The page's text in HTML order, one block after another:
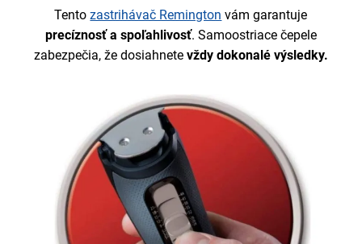
Tentozastrihávač Remington vám garantuje
precíznosť a spoľahlivosť. Samoostriace čepele
zabezpečia, že dosiahnete vždy dokonalé výsledky.